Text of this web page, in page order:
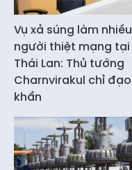
Vụ xả súng làm nhiều
người thiệt mạng tại
Thái Lan: Thủ tướng
Charnvirakul chỉ đạo
khẩn